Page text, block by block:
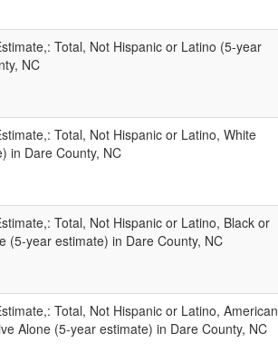
Total, Not Hispanic or Latino (5-year
NC
Total, Not Hispanic or Latino, White
in Dare County, NC
Total, Not Hispanic or Latino, Black or
(5-year estimate) in Dare County, NC
Total, Not Hispanic or Latino, American
Alone (5-year estimate) in Dare County, NC